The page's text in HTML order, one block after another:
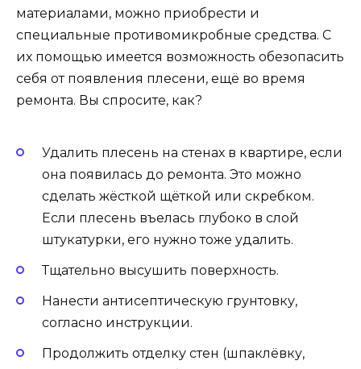
материалами, можно приобрести и
специальные противомикробные средства. С
их помощью имеется возможность обезопасить
себя от появления плесени, ещё во время
ремонта. Вы спросите, как?
Удалить плесень на стенах в квартире, если
она появилась до ремонта. Это можно
сделать жёсткой щёткой или скребком.
Если плесень въелась глубоко в слой
штукатурки, его нужно тоже удалить.
Тщательно высушить поверхность.
Нанести антисептическую грунтовку,
согласно инструкции.
Продолжить отделку стен (шпаклёвку,